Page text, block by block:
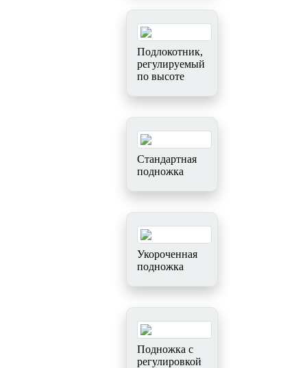
Подлокотник,
регулируемый
по высоте
Стандартная
подножка
Укороченная
подножка
Подножка с
регулировкой